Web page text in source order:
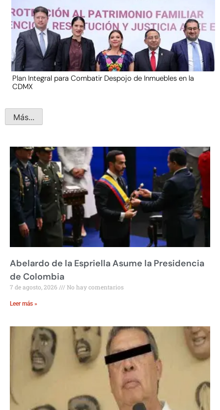
Plan Integral para Combatir Despojo de Inmuebles en la
CDMX
Más...
Abelardo de la Espriella Asume la Presidencia
de Colombia
7 de agosto, 2026 No hay comentarios
Leer más »